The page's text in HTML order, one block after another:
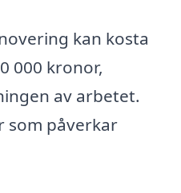
kan kosta
000 kronor,
av arbetet.
som påverkar